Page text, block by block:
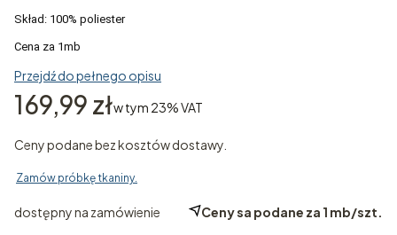
Skład: 100% poliester
Cena za 1mb
Przejdź do pełnego opisu
Cena
169,99 złw tym 23% VAT
w tym 23%VAT
Ceny podane bez kosztów dostawy.
Zamów próbkę tkaniny.
dostępny na zamówienie
Ceny sa podane za 1 mb/szt.